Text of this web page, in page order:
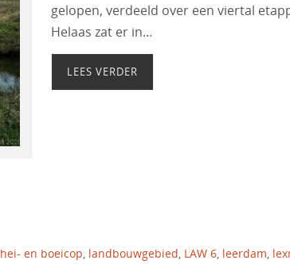
gelopen, verdeeld over een viertal
Helaas zat er in…
LEES VERDER
hei- en boeicop, landbouwgebied, LAW 6, leerdam,